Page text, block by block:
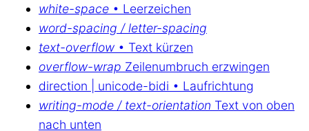
white-space • Leerzeichen
word-spacing / letter-spacing
text-overflow • Text kürzen
overflow-wrap Zeilenumbruch erzwingen
direction | unicode-bidi • Laufrichtung
writing-mode / text-orientation Text von oben
nach unten